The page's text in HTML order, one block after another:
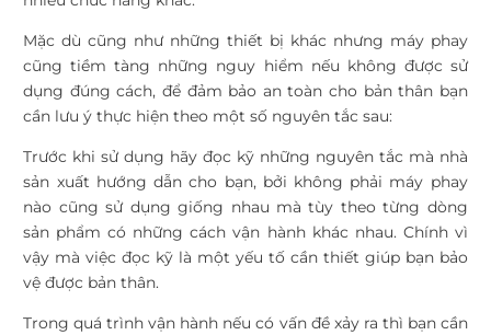
Mặc dù cũng như những thiết bị khác nhưng máy phay
cũng tiềm tàng những nguy hiểm nếu không được sử
dụng đúng cách, để đảm bảo an toàn cho bản thân bạn
cần lưu ý thực hiện theo một số nguyên tắc sau:
Trước khi sử dụng hãy đọc kỹ những nguyên tắc mà nhà
sản xuất hướng dẫn cho bạn, bởi không phải máy phay
nào cũng sử dụng giống nhau mà tùy theo từng dòng
sản phẩm có những cách vận hành khác nhau. Chính vì
vậy mà việc đọc kỹ là một yếu tố cần thiết giúp bạn bảo
vệ được bản thân.
Trong quá trình vận hành nếu có vấn đề xảy ra thì bạn cần